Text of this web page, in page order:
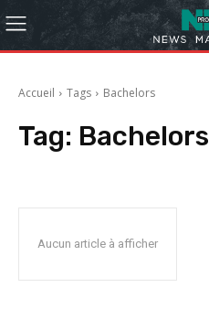
Accueil Tags Bachelors
Tag: Bachelors
Aucun article à afficher